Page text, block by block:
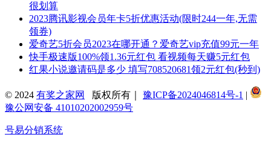
很划算
2023腾讯影视会员年卡5折优惠活动(限时244一年,无需
领券)
爱奇艺5折会员2023在哪开通？爱奇艺vip充值99元一年
快手极速版100%领1.36元红包 看视频每天赚5元红包
红果小说邀请码是多少 填写708520681领2元红包(秒到)
© 2024 有奖之家网 版权所有｜ 豫ICP备2024046814号-1 |
豫公网安备 41010202002959号
号易分销系统